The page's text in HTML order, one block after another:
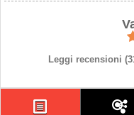
Leggi recensioni (